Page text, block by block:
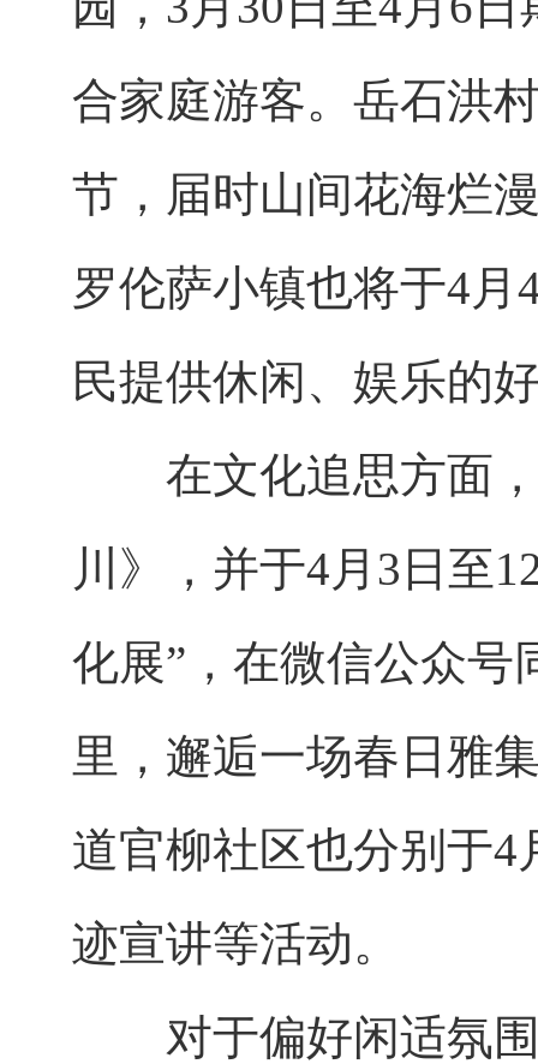
合家庭游客。岳石洪
节，届时山间花海烂
罗伦萨小镇也将于4月
民提供休闲、娱乐的
在文化追思方面，
川》，并于4月3日至
化展”，在微信公众号
里，邂逅一场春日雅
道官柳社区也分别于4
迹宣讲等活动。
对于偏好闲适氛围